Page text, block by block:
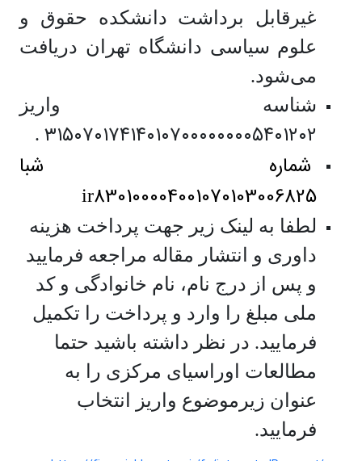
غیرقابل برداشت دانشکده حقوق و
علوم سیاسی دانشگاه تهران دریافت
می‌شود.
شناسه واریز
۳۱۵۰۷۰۱۷۴۱۴۰۱۰۷۰۰۰۰۰۰۰۰۵۴۰۱۲۰۲ .
شماره شبا
830100004001070103006825
ir
لطفا به لینک زیر جهت پرداخت هزینه
داوری و انتشار مقاله مراجعه فرمایید
و پس از درج نام، نام خانوادگی و کد
ملی مبلغ را وارد و پرداخت را تکمیل
فرمایید. در نظر داشته باشید حتما
مطالعات اوراسیای مرکزی را به
عنوان زیرموضوع واریز انتخاب
فرمایید.